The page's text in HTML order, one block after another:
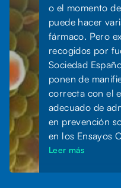
o el momento
puede hacer
fármaco. Pero
recogidos por
Sociedad
ponen de
correcta con el
adecuado de
en prevención
en los Ensayos
Leer más